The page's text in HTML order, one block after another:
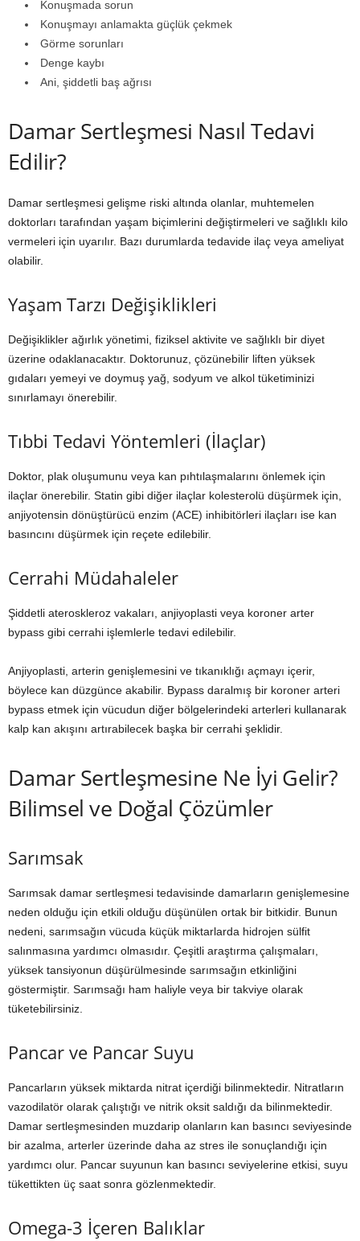
Konuşmada sorun
Konuşmayı anlamakta güçlük çekmek
Görme sorunları
Denge kaybı
Ani, şiddetli baş ağrısı
Damar Sertleşmesi Nasıl Tedavi
Edilir?
Damar sertleşmesi gelişme riski altında olanlar, muhtemelen
doktorları tarafından yaşam biçimlerini değiştirmeleri ve sağlıklı kilo
vermeleri için uyarılır. Bazı durumlarda tedavide ilaç veya ameliyat
olabilir.
Yaşam Tarzı Değişiklikleri
Değişiklikler ağırlık yönetimi, fiziksel aktivite ve sağlıklı bir diyet
üzerine odaklanacaktır. Doktorunuz, çözünebilir liften yüksek
gıdaları yemeyi ve doymuş yağ, sodyum ve alkol tüketiminizi
sınırlamayı önerebilir.
Tıbbi Tedavi Yöntemleri (İlaçlar)
Doktor, plak oluşumunu veya kan pıhtılaşmalarını önlemek için
ilaçlar önerebilir. Statin gibi diğer ilaçlar kolesterolü düşürmek için,
anjiyotensin dönüştürücü enzim (ACE) inhibitörleri ilaçları ise kan
basıncını düşürmek için reçete edilebilir.
Cerrahi Müdahaleler
Şiddetli ateroskleroz vakaları, anjiyoplasti veya koroner arter
bypass gibi cerrahi işlemlerle tedavi edilebilir.
Anjiyoplasti, arterin genişlemesini ve tıkanıklığı açmayı içerir,
böylece kan düzgünce akabilir. Bypass daralmış bir koroner arteri
bypass etmek için vücudun diğer bölgelerindeki arterleri kullanarak
kalp kan akışını artırabilecek başka bir cerrahi şeklidir.
Damar Sertleşmesine Ne İyi Gelir?
Bilimsel ve Doğal Çözümler
Sarımsak
Sarımsak damar sertleşmesi tedavisinde damarların genişlemesine
neden olduğu için etkili olduğu düşünülen ortak bir bitkidir. Bunun
nedeni, sarımsağın vücuda küçük miktarlarda hidrojen sülfit
salınmasına yardımcı olmasıdır. Çeşitli araştırma çalışmaları,
yüksek tansiyonun düşürülmesinde sarımsağın etkinliğini
göstermiştir. Sarımsağı ham haliyle veya bir takviye olarak
tüketebilirsiniz.
Pancar ve Pancar Suyu
Pancarların yüksek miktarda nitrat içerdiği bilinmektedir. Nitratların
vazodilatör olarak çalıştığı ve nitrik oksit saldığı da bilinmektedir.
Damar sertleşmesinden muzdarip olanların kan basıncı seviyesinde
bir azalma, arterler üzerinde daha az stres ile sonuçlandığı için
yardımcı olur. Pancar suyunun kan basıncı seviyelerine etkisi, suyu
tükettikten üç saat sonra gözlenmektedir.
Omega-3 İçeren Balıklar